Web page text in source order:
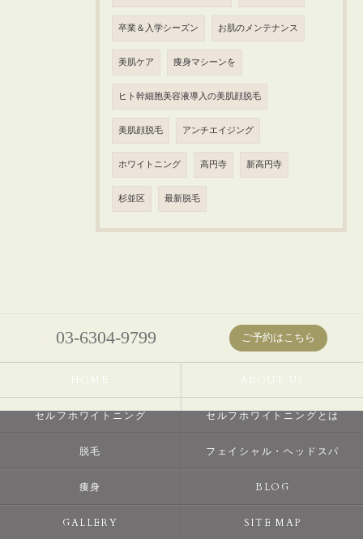
卒業＆入学シーズン お肌のメンテナンス
美肌ケア 痩身マシーンを
ヒト幹細胞美容液導入の美肌顔脱毛
美肌顔脱毛 アンチエイジング
ホワイトニング 高円寺 新高円寺
杉並区 最新脱毛
03-6304-9799 ご予約はこちら
HOME ABOUT US
セルフホワイトニング セルフホワイトニングとは
脱毛 フェイシャル・ヘッドスパ
痩身 BLOG
GALLERY SITE MAP